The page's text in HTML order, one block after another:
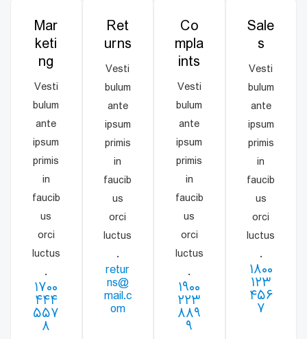
Sale
s
Vesti
bulum
ante
ipsum
primis
in
faucib
us
orci
luctus
.
۱۸۰۰
۱۲۳
۴۵۶
۷
Co
mpla
ints
Vesti
bulum
ante
ipsum
primis
in
faucib
us
orci
luctus
.
۱۹۰۰
۲۲۳
۸۸۹
۹
Ret
urns
Vesti
bulum
ante
ipsum
primis
in
faucib
us
orci
luctus
.
retur
ns@
mail.c
om
Mar
keti
ng
Vesti
bulum
ante
ipsum
primis
in
faucib
us
orci
luctus
.
۱۷۰۰
۴۴۴
۵۵۷
۸